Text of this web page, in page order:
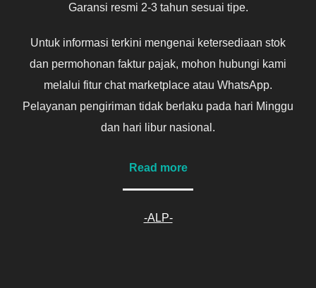
Garansi resmi 2-3 tahun sesuai tipe.
Untuk informasi terkini mengenai ketersediaan stok
dan permohonan faktur pajak, mohon hubungi kami
melalui fitur chat marketplace atau WhatsApp.
Pelayanan pengiriman tidak berlaku pada hari Minggu
dan hari libur nasional.
Read more
-ALP-